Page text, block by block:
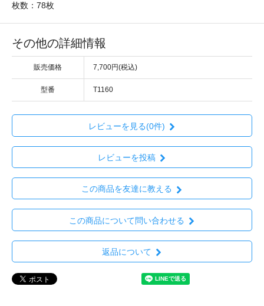
枚数：78枚
その他の詳細情報
販売価格 7,700円(税込)
型番 T1160
レビューを見る(0件)
レビューを投稿
この商品を友達に教える
この商品について問い合わせる
返品について